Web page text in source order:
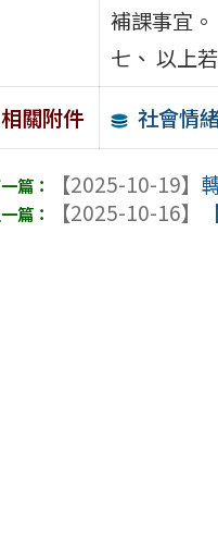
補課事宜。
七、 以上
相關附件
社會情
【2025-10-19】
【2025-10-16】